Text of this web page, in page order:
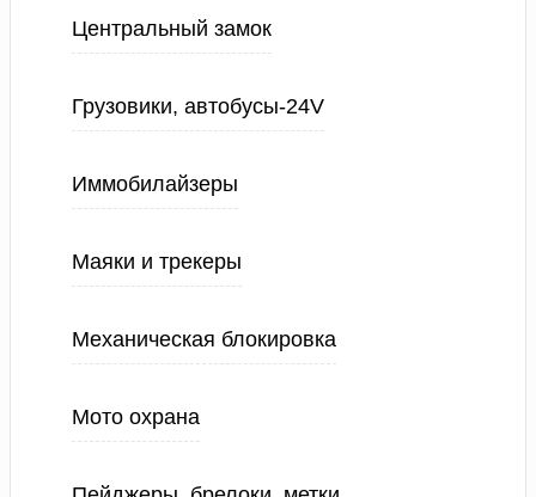
Центральный замок
Грузовики, автобусы-24V
Иммобилайзеры
Маяки и трекеры
Механическая блокировка
Мото охрана